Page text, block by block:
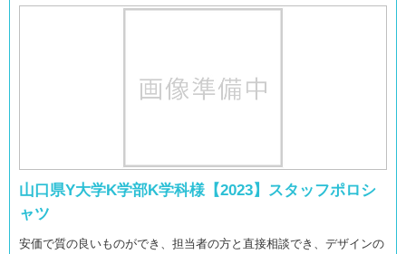
山口県Y大学K学部K学科様【2023】スタッフポロシ
ャツ
安価で質の良いものができ、担当者の方と直接相談でき、デザインの